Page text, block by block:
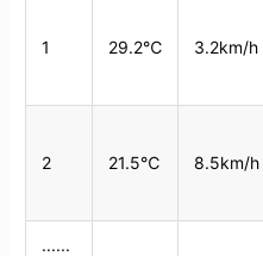
1 29.2℃ 3.2km/h
2 21.5℃ 8.5km/h
......